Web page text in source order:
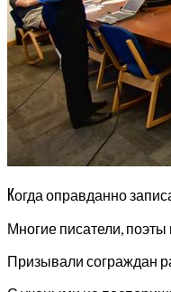
Когда оправданно
Многие писатели, поэты
Призывали сограждан